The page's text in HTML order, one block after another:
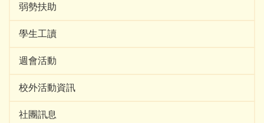
弱勢扶助
學生工讀
週會活動
校外活動資訊
社團訊息